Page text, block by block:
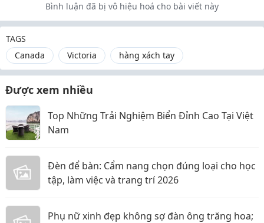
Bình luận đã bị vô hiệu hoá cho bài viết này
TAGS
Canada
Victoria hàng xách tay
Được xem nhiều
Top Những Trải Nghiệm Biển Đỉnh Cao Tại Việt
Nam
Đèn để bàn: Cẩm nang chọn đúng loại cho học
tập, làm việc và trang trí 2026
Phụ nữ xinh đẹp không sợ đàn ông trăng hoa;